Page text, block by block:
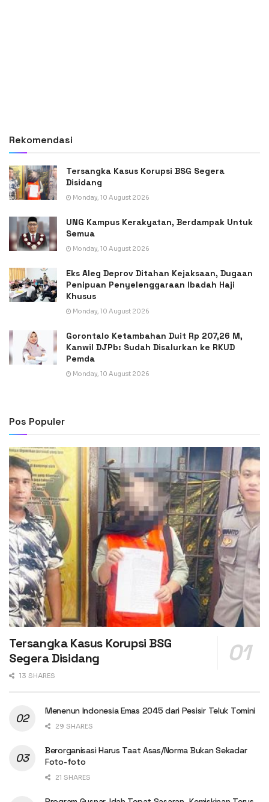
Rekomendasi
Tersangka Kasus Korupsi BSG Segera
Disidang
Monday, 10 August 2026
UNG Kampus Kerakyatan, Berdampak Untuk
Semua
Monday, 10 August 2026
Eks Aleg Deprov Ditahan Kejaksaan, Dugaan
Penipuan Penyelenggaraan Ibadah Haji
Khusus
Monday, 10 August 2026
Gorontalo Ketambahan Duit Rp 207,26 M,
Kanwil DJPb: Sudah Disalurkan ke RKUD
Pemda
Monday, 10 August 2026
Pos Populer
Tersangka Kasus Korupsi BSG
Segera Disidang
13 SHARES
Menenun Indonesia Emas 2045 dari Pesisir Teluk Tomini
29 SHARES
Berorganisasi Harus Taat Asas/Norma Bukan Sekadar
Foto-foto
21 SHARES